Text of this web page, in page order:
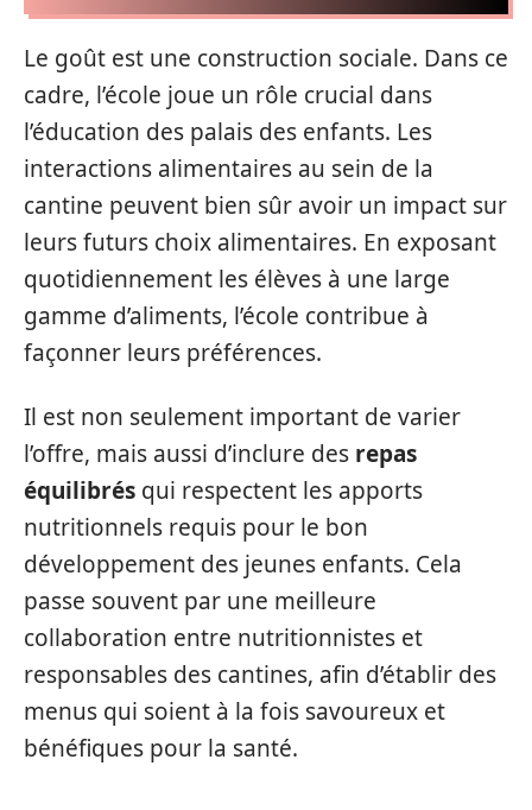
Le goût est une construction sociale. Dans ce
cadre, l’école joue un rôle crucial dans
l’éducation des palais des enfants. Les
interactions alimentaires au sein de la
cantine peuvent bien sûr avoir un impact sur
leurs futurs choix alimentaires. En exposant
quotidiennement les élèves à une large
gamme d’aliments, l’école contribue à
façonner leurs préférences.
Il est non seulement important de varier
l’offre, mais aussi d’inclure des repas
équilibrés qui respectent les apports
nutritionnels requis pour le bon
développement des jeunes enfants. Cela
passe souvent par une meilleure
collaboration entre nutritionnistes et
responsables des cantines, afin d’établir des
menus qui soient à la fois savoureux et
bénéfiques pour la santé.